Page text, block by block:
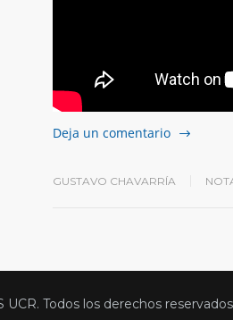
Deja un comentario
GUSTAVO CHAVARRÍA
UCR. Todos los derechos